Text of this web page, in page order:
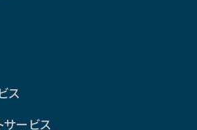
ス
サービス